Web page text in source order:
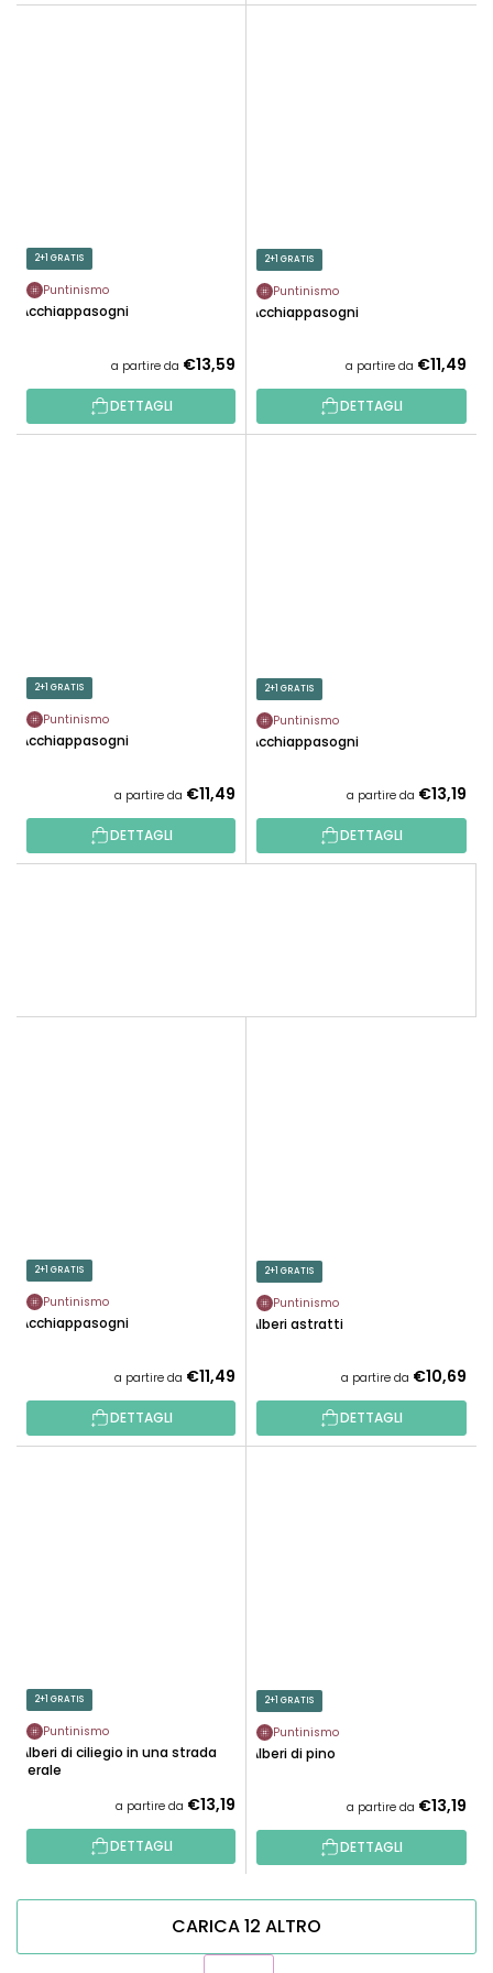
2+1 GRATIS
Puntinismo
Acchiappasogni
a partire da €13,59
DETTAGLI
2+1 GRATIS
Puntinismo
Acchiappasogni
a partire da €11,49
DETTAGLI
2+1 GRATIS
Puntinismo
Acchiappasogni
a partire da €11,49
DETTAGLI
2+1 GRATIS
Puntinismo
Acchiappasogni
a partire da €13,19
DETTAGLI
2+1 GRATIS
Puntinismo
Acchiappasogni
a partire da €11,49
DETTAGLI
2+1 GRATIS
Puntinismo
Alberi astratti
a partire da €10,69
DETTAGLI
2+1 GRATIS
Puntinismo
Alberi di ciliegio in una strada
serale
a partire da €13,19
DETTAGLI
2+1 GRATIS
Puntinismo
Alberi di pino
a partire da €13,19
DETTAGLI
CARICA 12 ALTRO
P